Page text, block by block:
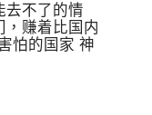
去不了的情
，赚着比国内
怕的国家 神